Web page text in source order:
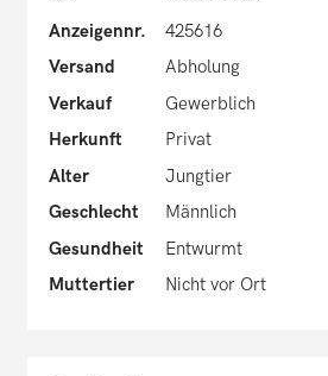
Anzeigennr.
425616
Versand
Abholung
Verkauf
Gewerblich
Herkunft
Privat
Alter
Jungtier
Geschlecht
Männlich
Gesundheit
Entwurmt
Muttertier
Nicht vor Ort